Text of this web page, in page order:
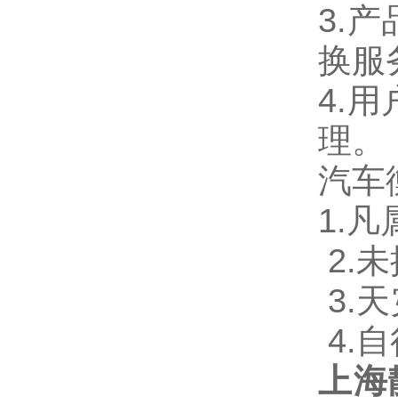
3.产
换服
4. 用
理。
汽车
1. 凡
2.
3.
4.
上海